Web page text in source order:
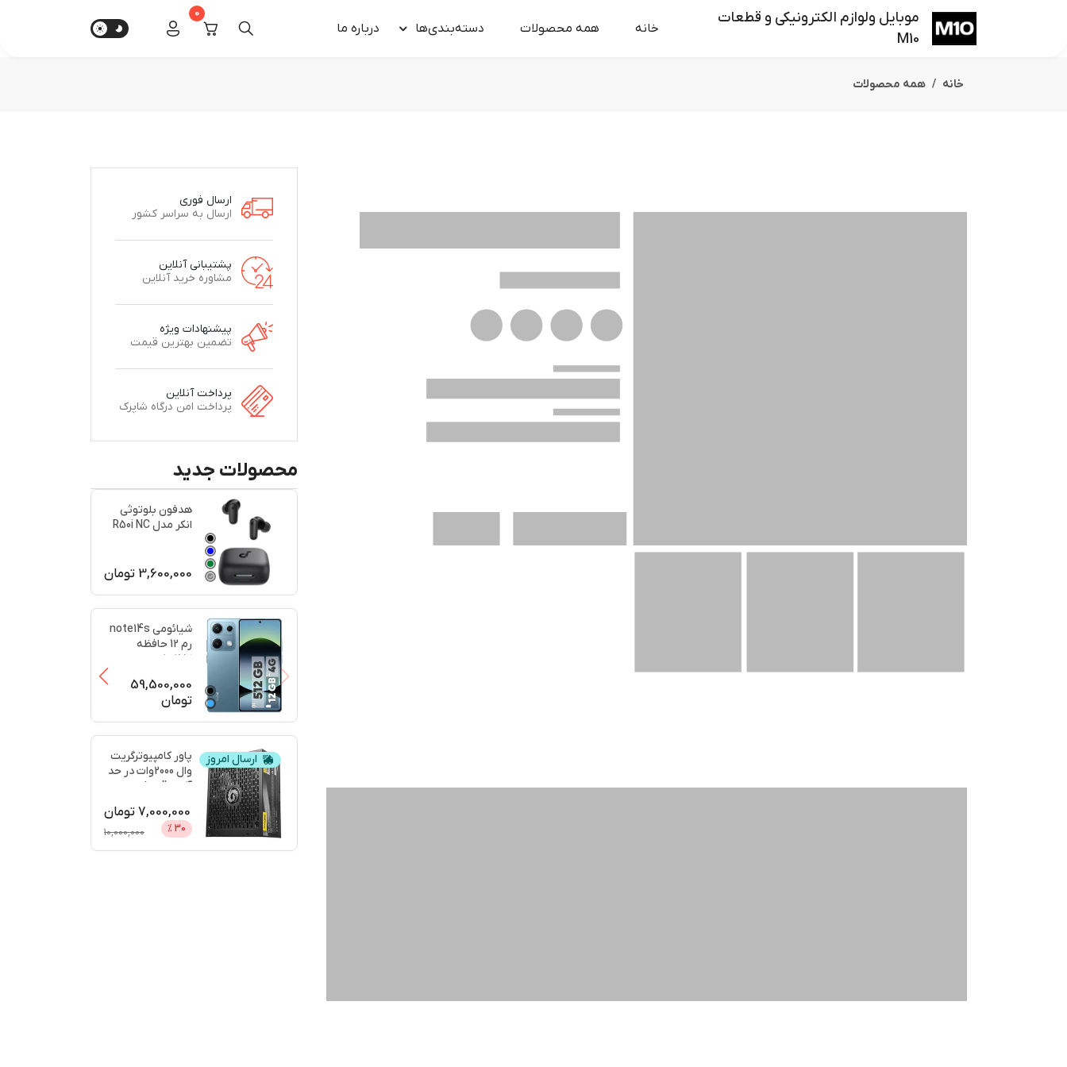
موبایل ولوازم الکترونیکی و قطعات
M10
خانه همه محصولات دسته‌بندی‌ها درباره‌ ما
0
خانه همه محصولات
ارسال فوری
ارسال به سراسر کشور
پشتیبانی آنلاین
مشاوره خرید آنلاین
پیشنهادات ویژه
تضمین بهترین قیمت
پرداخت آنلاین
پرداخت امن درگاه شاپرک
محصولات جدید
2
+
هدفون بلوتوثی
انکر مدل R50i NC
3,600,000 تومان
شیائومی note14s
رم 12 حافظه
512کارکرد در حد
59,500,000
تومان
ارسال امروز
پاور کامپیوترگریت
وال 2000وات در حد
آکبندgreatwall
7,000,000 تومان
30
%
10,000,000